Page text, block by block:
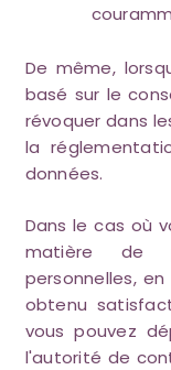
De même,
basé sur le
révoquer dans
la
données.
Dans le cas où
matière de
personnelles,
obtenu
vous pouvez
l'autorité de